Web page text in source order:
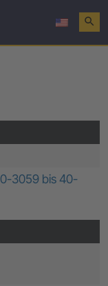
search
3059 bis 40-